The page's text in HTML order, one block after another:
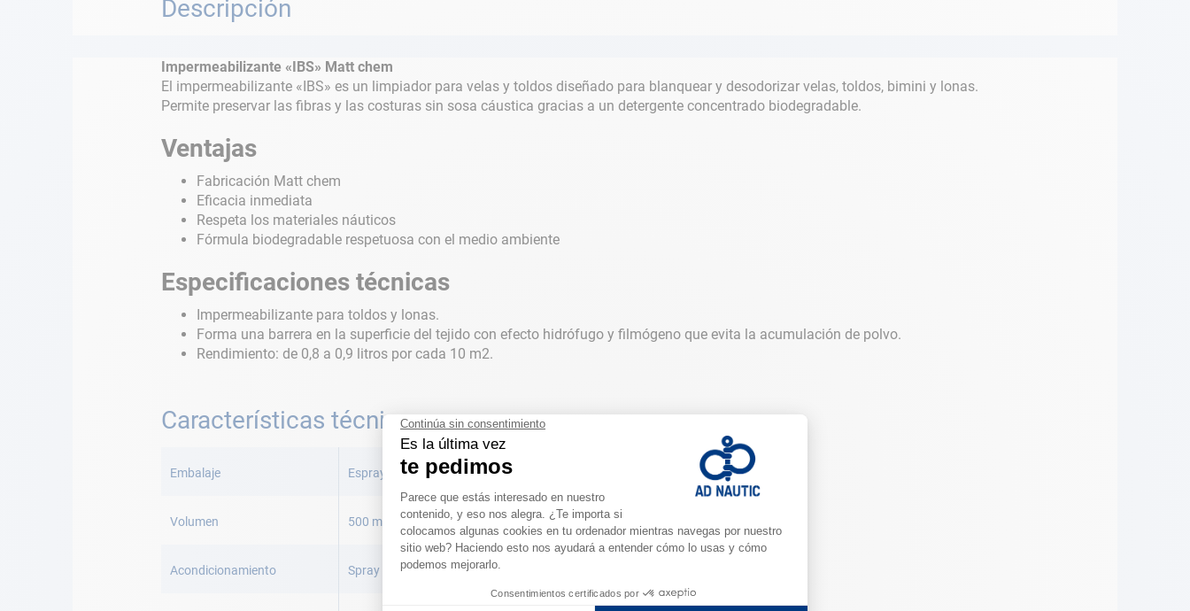
Descripción
Impermeabilizante «IBS» Matt chem
El impermeabilizante «IBS» es un limpiador para velas y toldos diseñado para blanquear y desodorizar velas, toldos, bimini y lonas.
Permite preservar las fibras y las costuras sin sosa cáustica gracias a un detergente concentrado biodegradable.
Ventajas
Fabricación Matt chem
Eficacia inmediata
Respeta los materiales náuticos
Fórmula biodegradable respetuosa con el medio ambiente
Especificaciones técnicas
Impermeabilizante para toldos y lonas.
Forma una barrera en la superficie del tejido con efecto hidrófugo y filmógeno que evita la acumulación de polvo.
Rendimiento: de 0,8 a 0,9 litros por cada 10 m2.
Características técnicas
Información
Embalaje Espray 500 ml
Volumen 500 mL
Acondicionamiento Spray 500 ml